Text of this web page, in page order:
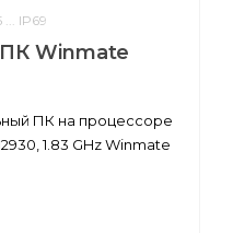
IP69
Winmate
ПК на процессоре
1.83 GHz Winmate